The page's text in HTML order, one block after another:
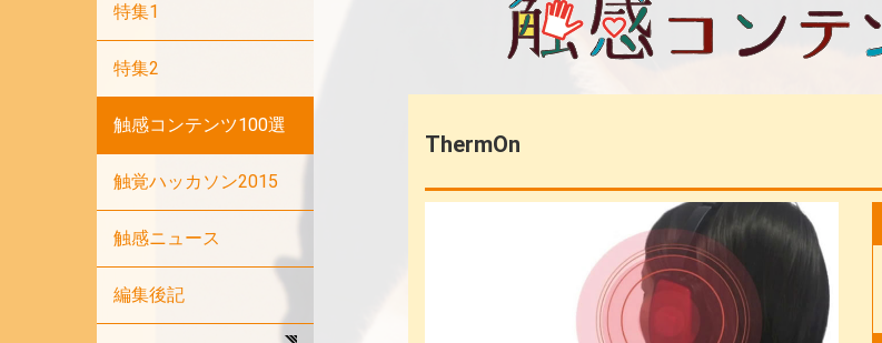
特集1
特集2
触感コンテンツ100選
触覚ハッカソン2015
触感ニュース
編集後記
ThermOn